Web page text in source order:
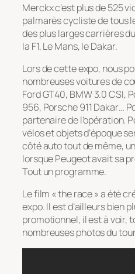
Merckx c’est plus de 525
palmarès cycliste de tous
des plus larges carrières
la F1, Le Mans, le Dakar.
Lors de cette expo, nous
nombreuses voitures de
Ford GT40, BMW 3.0 CSI,
956, Porsche 911 Dakar…
partenaire de l’opération.
vélos et objets d’époque
côté auto tout de même,
lorsque Peugeot avait sa
Tout un programme.
Le film « the race » a été
expo. Il est d’ailleurs bien
promotionnel, il est à voir,
nombreuses photos du